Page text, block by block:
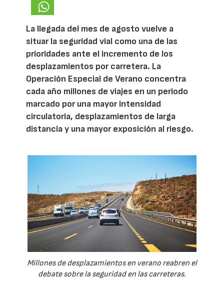
La llegada del mes de agosto vuelve a
situar la seguridad vial como una de las
prioridades ante el incremento de los
desplazamientos por carretera. La
Operación Especial de Verano concentra
cada año millones de viajes en un periodo
marcado por una mayor intensidad
circulatoria, desplazamientos de larga
distancia y una mayor exposición al riesgo.
Millones de desplazamientos en verano reabren el
debate sobre la seguridad en las carreteras.